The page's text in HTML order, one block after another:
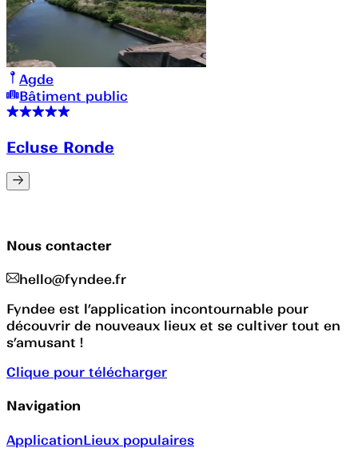
Agde
Bâtiment public
Ecluse Ronde
Nous contacter
hello@fyndee.fr
Fyndee est l’application incontournable pour
découvrir de nouveaux lieux et se cultiver tout en
s’amusant !
Clique pour télécharger
Navigation
ApplicationLieux populaires